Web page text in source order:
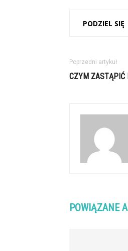
PODZIEL SIĘ
Poprzedni artykuł
CZYM ZASTĄPIĆ
POWIĄZANE